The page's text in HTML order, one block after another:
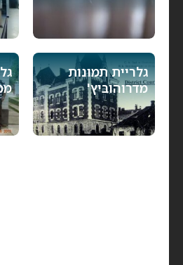
גלריית תמונות
מדרוהוביץ'